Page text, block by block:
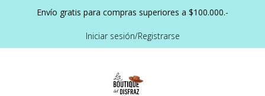
Envío gratis para compras superiores a $100.000.-
Iniciar sesión/Registrarse